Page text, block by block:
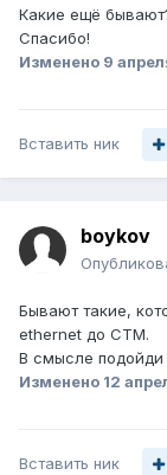
Какие ещё
Спасибо!
Изменено 9
Вставить ник
boykov
Бывают такие,
ethernet до СТМ.
В смысле подойди
Изменено 12
Вставить ник